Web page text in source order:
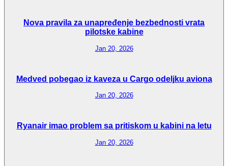
Nova pravila za unapređenje bezbednosti vrata
pilotske kabine
Jan 20, 2026
Medved pobegao iz kaveza u Cargo odeljku aviona
Jan 20, 2026
Ryanair imao problem sa pritiskom u kabini na letu
Jan 20, 2026